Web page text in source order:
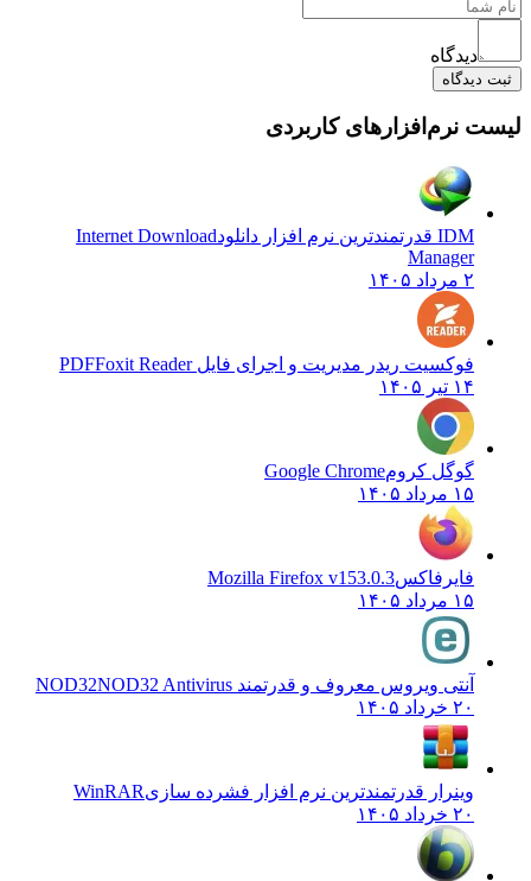
دیدگاه
ثبت دیدگاه
لیست نرم‌افزارهای کاربردی
IDM قدرتمندترین نرم افزار دانلود
Internet Download
Manager
۲ مرداد ۱۴۰۵
فوکسیت ریدر مدیریت و اجرای فایل PDFFoxit Reader
۱۴ تیر ۱۴۰۵
گوگل کرومGoogle Chrome
۱۵ مرداد ۱۴۰۵
فایرفاکسMozilla Firefox v153.0.3
۱۵ مرداد ۱۴۰۵
آنتی ویروس معروف و قدرتمند NOD32 NOD32 Antivirus
۲۰ خرداد ۱۴۰۵
وینرار قدرتمندترین نرم افزار فشرده سازیWinRAR
۲۰ خرداد ۱۴۰۵